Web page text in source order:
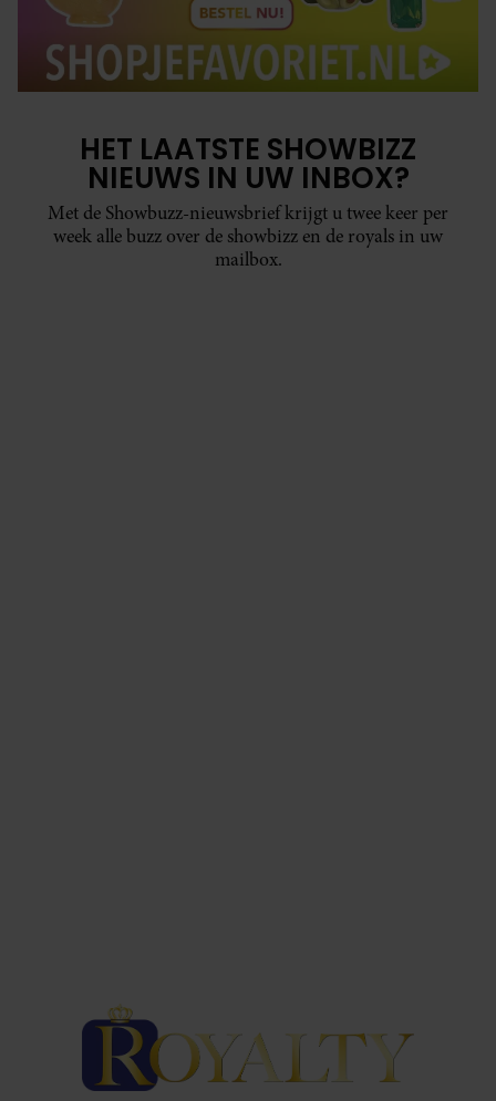
HET LAATSTE SHOWBIZZ
NIEUWS IN UW INBOX?
Met de Showbuzz-nieuwsbrief krijgt u twee keer per
week alle buzz over de showbizz en de royals in uw
mailbox.